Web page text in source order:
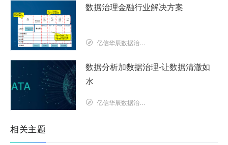
数据治理金融行业解决方案
亿信华辰数据治理研究院
数据分析加数据治理-让数据清澈如
水
亿信华辰数据治理研究院
相关主题